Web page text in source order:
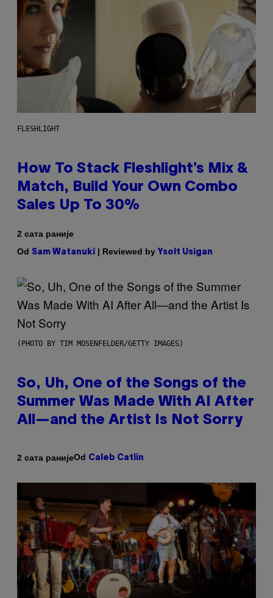
FLESHLIGHT
How To Stack Fleshlight’s Mix &
Match, Build Your Own Combo
Sales Up To 30%
2 сата раније
Od Sam Watanuki | Reviewed by Ysolt Usigan
(PHOTO BY TIM MOSENFELDER/GETTY IMAGES)
So, Uh, One of the Songs of the
Summer Was Made With AI After
All—and the Artist Is Not Sorry
2 сата ранијеOd Caleb Catlin